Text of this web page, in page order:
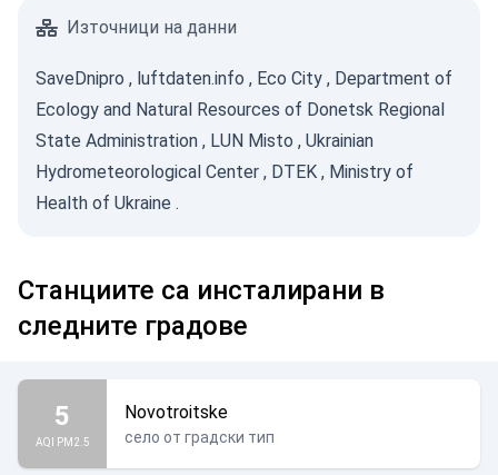
Източници на данни
SaveDnipro , luftdaten.info , Eco City , Department of
Ecology and Natural Resources of Donetsk Regional
State Administration , LUN Misto , Ukrainian
Hydrometeorological Center , DTEK , Ministry of
Health of Ukraine .
Станциите са инсталирани в
следните градове
5
AQI PM2.5
Novotroitske
село от градски тип